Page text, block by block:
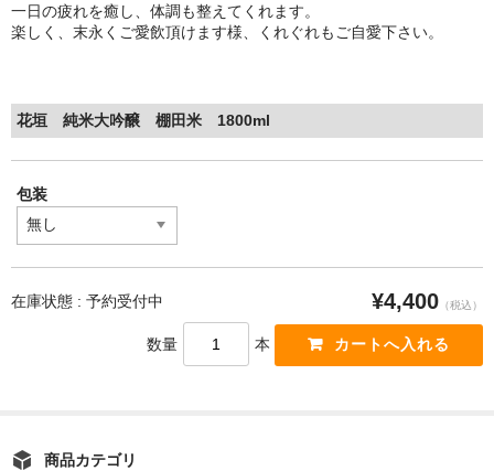
一日の疲れを癒し、体調も整えてくれます。
楽しく、末永くご愛飲頂けます様、くれぐれもご自愛下さい。
花垣 純米大吟醸 棚田米 1800ml
包装
在庫状態 : 予約受付中 ¥4,400 （税込）
数量 本
商品カテゴリ